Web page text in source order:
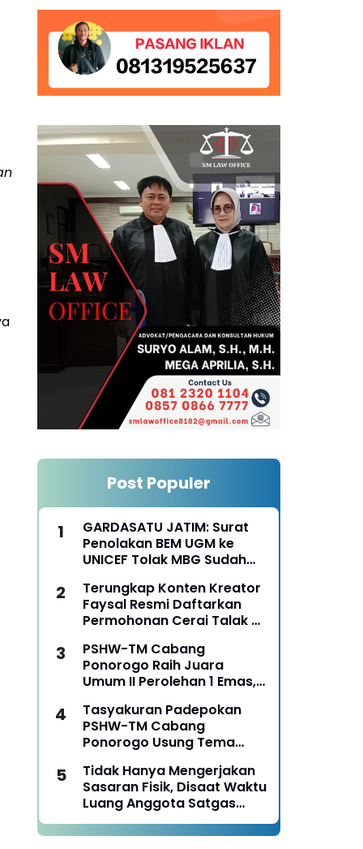
Post Populer
GARDASATU JATIM: Surat
Penolakan BEM UGM ke
UNICEF Tolak MBG Sudah
Terungkap Konten Kreator
Faysal Resmi Daftarkan
Permohonan Cerai Talak Di
Ponorogo
PSHW-TM Cabang
Ponorogo Raih Juara
Umum II Perolehan 1 Emas,
pada Kejurkab IPSI
Ponorogo Tahun 2026
Tasyakuran Padepokan
PSHW-TM Cabang
Ponorogo Usung Tema
Persaudaraan, Berkarya
dengan Keikhlasan dan
Mengabdi dengan
Tanggungjawab
Tidak Hanya Mengerjakan
Sasaran Fisik, Disaat Waktu
Luang Anggota Satgas
TMMD Ke-129 Juga Turun
Tangan Bantu Warga